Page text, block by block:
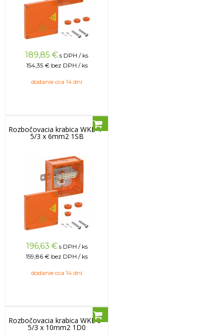
189,85 € s DPH / ks
154,35 € bez DPH / ks
dodanie cca 14 dní
Rozbočovacia krabica WKE 4 -
5/3 x 6mm2 1SB
196,63 € s DPH / ks
159,86 € bez DPH / ks
dodanie cca 14 dní
Rozbočovacia krabica WKE 6 -
5/3 x 10mm2 1D0